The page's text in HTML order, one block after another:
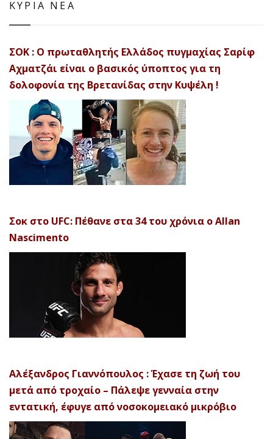
ΚΥΡΙΑ ΝΕΑ
ΣΟΚ : Ο πρωταθλητής Ελλάδος πυγμαχίας Σαρίφ
Αχματζάι είναι ο βασικός ύποπτος για τη
δολοφονία της Βρετανίδας στην Κυψέλη !
Σοκ στο UFC: Πέθανε στα 34 του χρόνια ο Allan
Nascimento
Αλέξανδρος Γιαννόπουλος : Έχασε τη ζωή του
μετά από τροχαίο – Πάλεψε γενναία στην
εντατική, έφυγε από νοσοκομειακό μικρόβιο